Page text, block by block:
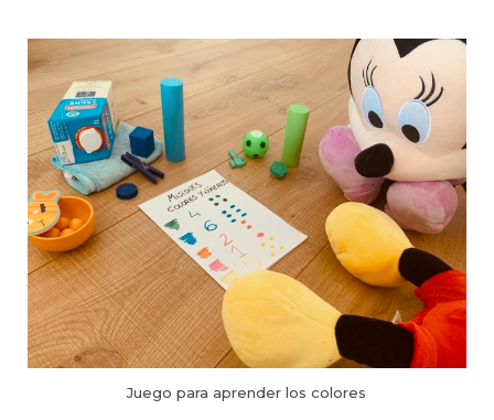
Juego para aprender los colores